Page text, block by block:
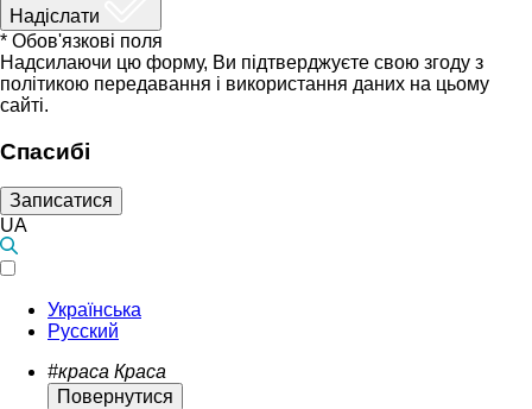
Надіслати
* Обов'язкові поля
Надсилаючи цю форму, Ви підтверджуєте свою згоду з
політикою передавання і використання даних на цьому
сайті.
Спасибі
Записатися
UA
Українська
Русский
#краса Краса
Повернутися